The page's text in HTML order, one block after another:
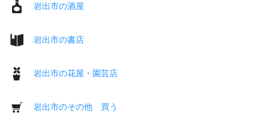
岩出市の酒屋
岩出市の書店
岩出市の花屋・園芸店
岩出市のその他 買う